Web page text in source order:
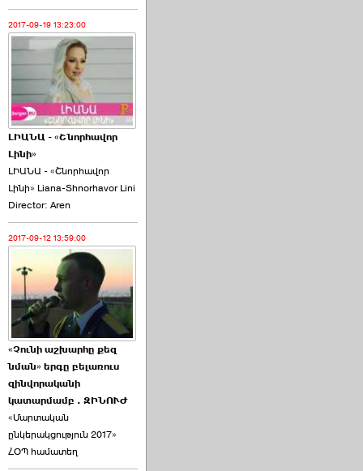
2017-09-19 13:23:00
ԼԻԱՆԱ - «Շնորհավոր
Լինի»
ԼԻԱՆԱ - «Շնորհավոր
Լինի» Liana-Shnorhavor Lini
Director: Aren
2017-09-12 13:59:00
«Չունի աշխարհը քեզ
նման» երգը բելառուս
զինվորականի
կատարմամբ . ԶԻՆՈՒԺ
«Մարտական
ընկերակցություն 2017»
ՀՕՊ համատեղ